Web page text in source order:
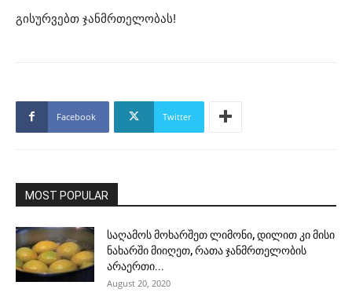
გისურვებთ ჯანმრთელობას!
Facebook Twitter
MOST POPULAR
საღამოს მოხარშეთ ლიმონი, დილით კი მისი
ნახარში მიიღეთ, რათა ჯანმრთელობის
არაერთი...
August 20, 2020